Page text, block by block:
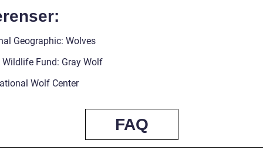
Geographic: Wolves
Fund: Gray Wolf
Wolf Center
FAQ